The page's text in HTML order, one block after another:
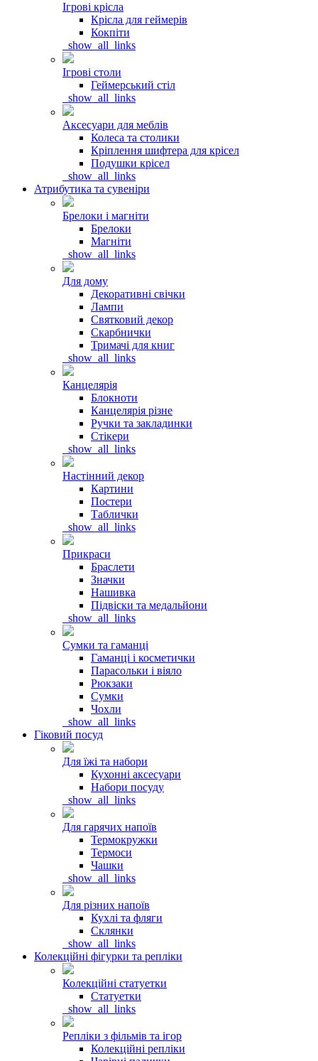
Ігрові крісла
Крісла для геймерів
Кокпіти
_show_all_links
Ігрові столи
Геймерський стіл
_show_all_links
Аксесуари для меблів
Колеса та столики
Кріплення шифтера для крісел
Подушки крісел
_show_all_links
Атрибутика та сувеніри
Брелоки і магніти
Брелоки
Магніти
_show_all_links
Для дому
Декоративні свічки
Лампи
Святковий декор
Скарбнички
Тримачі для книг
_show_all_links
Канцелярія
Блокноти
Канцелярія різне
Ручки та закладинки
Стікери
_show_all_links
Настінний декор
Картини
Постери
Таблички
_show_all_links
Прикраси
Браслети
Значки
Нашивка
Підвіски та медальйони
_show_all_links
Сумки та гаманці
Гаманці і косметички
Парасольки і віяло
Рюкзаки
Сумки
Чохли
_show_all_links
Гіковий посуд
Для їжі та набори
Кухонні аксесуари
Набори посуду
_show_all_links
Для гарячих напоїв
Термокружки
Термоси
Чашки
_show_all_links
Для різних напоїв
Кухлі та фляги
Склянки
_show_all_links
Колекційні фігурки та репліки
Колекційні статуетки
Статуетки
_show_all_links
Репліки з фільмів та ігор
Колекційні репліки